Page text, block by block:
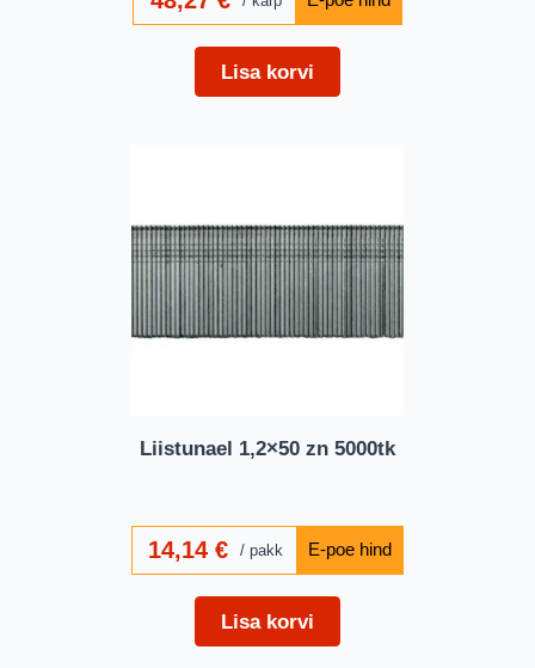
Lisa korvi
Liistunael 1,2×50 zn 5000tk
14,14€ pakk
Lisa korvi